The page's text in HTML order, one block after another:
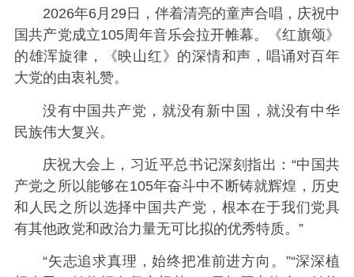
2026年6月29日，伴着清亮的童声合唱，庆祝中
国共产党成立105周年音乐会拉开帷幕。《红旗颂》
的雄浑旋律，《映山红》的深情和声，唱诵对百年
大党的由衷礼赞。
没有中国共产党，就没有新中国，就没有中华
民族伟大复兴。
庆祝大会上，习近平总书记深刻指出：“中国共
产党之所以能够在105年奋斗中不断铸就辉煌，历史
和人民之所以选择中国共产党，根本在于我们党具
有其他政党和政治力量无可比拟的优秀特质。”
“矢志追求真理，始终把准前进方向。”“深深植